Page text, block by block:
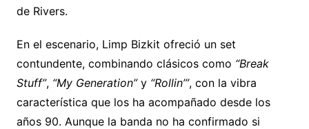
de Rivers.
En el escenario, Limp Bizkit ofreció un set
contundente, combinando clásicos como “Break
Stuff”, “My Generation”y “Rollin’”, con la vibra
característica que los ha acompañado desde los
años 90. Aunque la banda no ha confirmado si